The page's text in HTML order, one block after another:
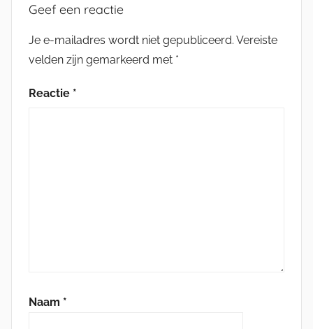
Geef een reactie
Je e-mailadres wordt niet gepubliceerd. Vereiste
velden zijn gemarkeerd met *
Reactie *
Naam *